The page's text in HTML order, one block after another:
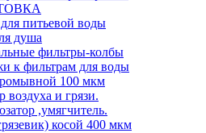
питьевой воды
душа
фильтры-колбы
к фильтрам для воды
100 мкм
воздуха и грязи.
,умягчитель.
косой 400 мкм